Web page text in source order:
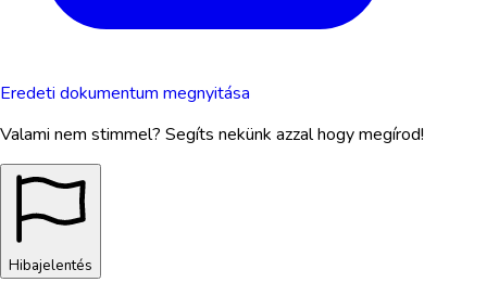
Eredeti dokumentum megnyitása
Valami nem stimmel? Segíts nekünk azzal hogy megírod!
Hibajelentés